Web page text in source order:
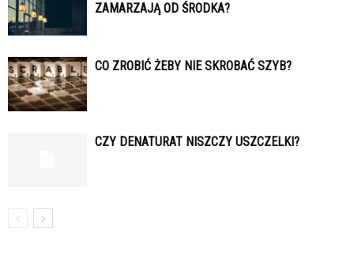
ZAMARZAJĄ OD ŚRODKA?
CO ZROBIĆ ŻEBY NIE SKROBAĆ SZYB?
CZY DENATURAT NISZCZY USZCZELKI?